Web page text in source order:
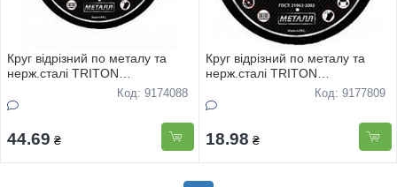
Круг вiдрiзний по металу та
нерж.сталi TRITON
Код: 9174088
44.69 ₴
Круг вiдрiзний по металу та
нерж.сталi TRITON
Код: 9177809
18.98 ₴